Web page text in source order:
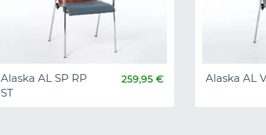
Alaska AL SP RP
ST
259,95 € Alaska AL